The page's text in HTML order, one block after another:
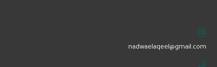
‏nadwaelaqeel@gmail.com